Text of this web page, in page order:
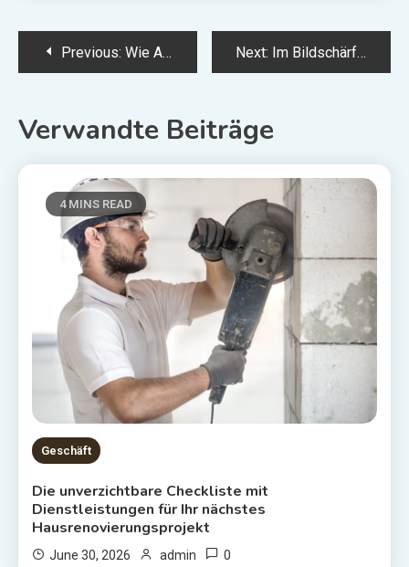
PostPrevious: Wie Anhängervermietung Ihr Bauvorhaben erleichtert Next: Im Bildschärfe: Die Spielidee
Verwandte Beiträge
4 MINS READ
Geschäft
Die unverzichtbare Checkliste mit
Dienstleistungen für Ihr nächstes
Hausrenovierungsprojekt
June 30, 2026 admin 0